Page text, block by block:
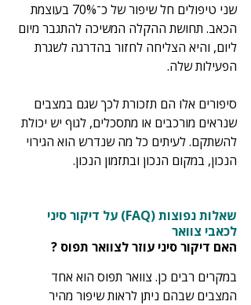
שני טיפולים חל שיפור של כ־70% בעוצמת
הכאב. תחושת ההקלה המשיכה להתגבר מיום
ליום, והיא הצליחה לחזור בהדרגה לשגרת
הפעילות שלה.
סיפורים אלו הם תזכורת לכך שגם במצבים
שנראים מורכבים או מתסכלים, לגוף יש יכולת
להשתקם. לעיתים כל מה שנדרש הוא הגירוי
הנכון, במקום הנכון ובתזמון הנכון.
שאלות נפוצות (FAQ) על דיקור סיני
לכאבי צוואר
האם דיקור סיני עוזר לצוואר תפוס ?
במקרים רבים כן. צוואר תפוס הוא אחד
המצבים שבהם ניתן לראות שיפור מהיר